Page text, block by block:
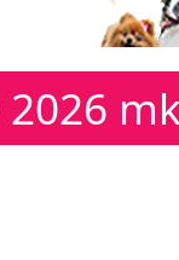
2026